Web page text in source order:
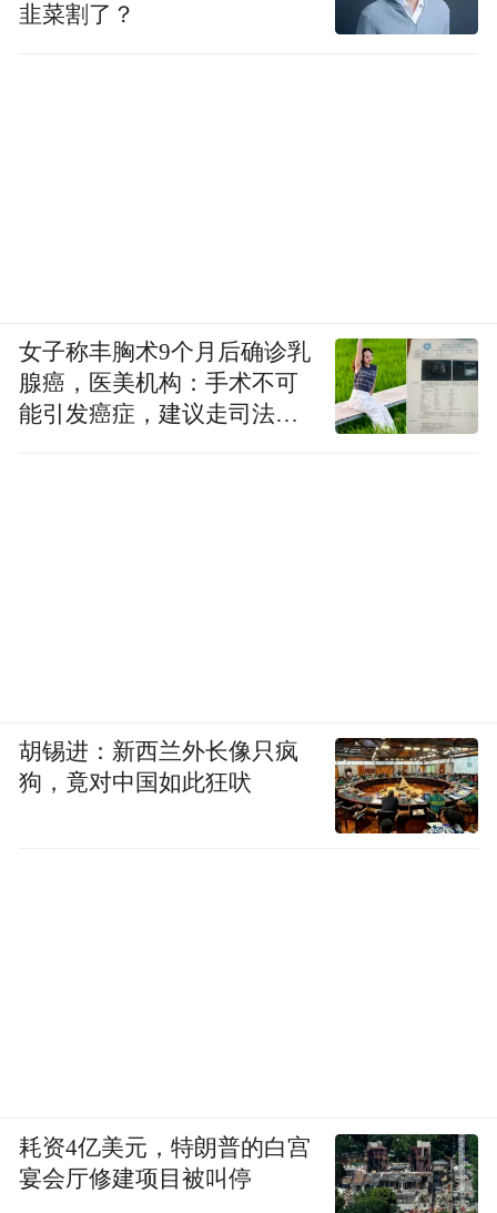
韭菜割了？
女子称丰胸术9个月后确诊乳
腺癌，医美机构：手术不可
能引发癌症，建议走司法途
胡锡进：新西兰外长像只疯
狗，竟对中国如此狂吠
耗资4亿美元，特朗普的白宫
宴会厅修建项目被叫停